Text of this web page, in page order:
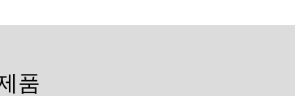
품